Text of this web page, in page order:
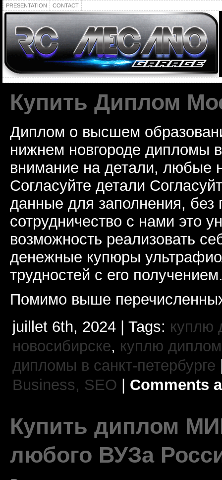
PRESENTATION CONTACT
Купить Диплом
Диплом о высшем
нижнем новгороде дипломы
внимание на детали, любые
Согласуйте детали
данные для заполнения, без
сотрудничество с нами это
возможность реализовать
денежные купюры
трудностей с его
Помимо выше
juillet 6th, 2024 | Tags: куплю
новосибирске, куплю
дипломы в санкт-петербурге
Business, SEO
Comments
Купить диплом
любого ВУЗа